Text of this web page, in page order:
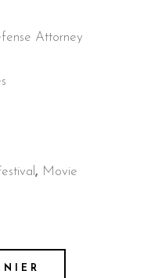
Attorney
, Movie